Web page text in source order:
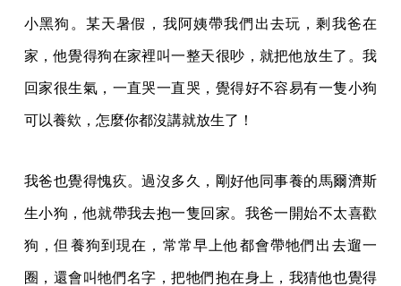
小黑狗。某天暑假，我阿姨帶我們出去玩，剩我爸在
家，他覺得狗在家裡叫一整天很吵，就把他放生了。我
回家很生氣，一直哭一直哭，覺得好不容易有一隻小狗
可以養欸，怎麼你都沒講就放生了！
我爸也覺得愧疚。過沒多久，剛好他同事養的馬爾濟斯
生小狗，他就帶我去抱一隻回家。我爸一開始不太喜歡
狗，但養狗到現在，常常早上他都會帶牠們出去遛一
圈，還會叫牠們名字，把牠們抱在身上，我猜他也覺得